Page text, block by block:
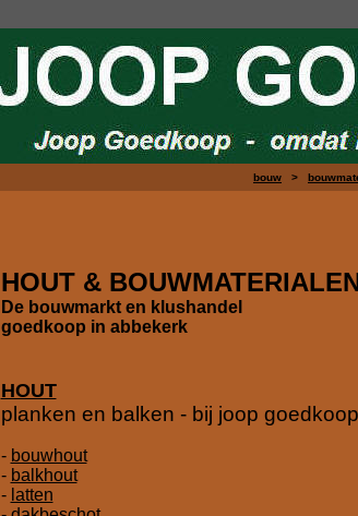
bouw >
HOUT &
De bouwmarkt en klushandel
goedkoop in abbekerk
HOUT
planken en balken - bij joop goedkoop
- bouwhout
- balkhout
- latten